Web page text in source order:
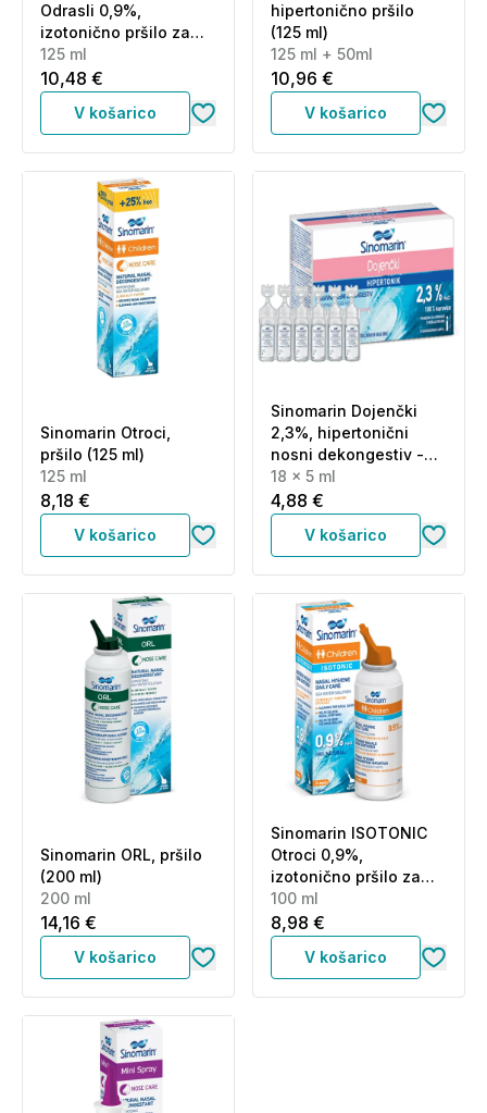
Odrasli 0,9%,
izotonično pršilo za
odrasle (125 ml)
125 ml
10,48 €
V košarico
hipertonično pršilo
(125 ml)
125 ml + 50ml
10,96 €
V košarico
Sinomarin Otroci,
pršilo (125 ml)
125 ml
8,18 €
V košarico
Sinomarin Dojenčki
2,3%, hipertonični
nosni dekongestiv -
ampule(18 x 5 ml)
18 x 5 ml
4,88 €
V košarico
Sinomarin ORL, pršilo
(200 ml)
200 ml
14,16 €
V košarico
Sinomarin ISOTONIC
Otroci 0,9%,
izotonično pršilo za
nos (100 ml)
100 ml
8,98 €
V košarico